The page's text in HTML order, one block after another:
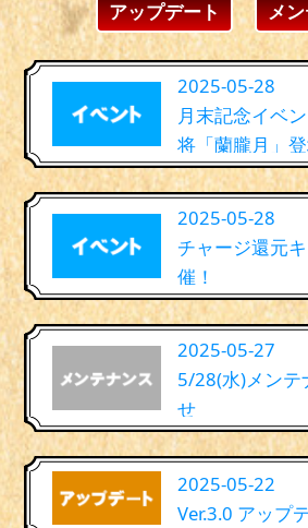
アップデート メ
2025-05-28
月末記念イベ
将「蘭朧月」登
2025-05-28
チャージ還元
催！
2025-05-27
5/28(水)メンテ
せ
2025-05-22
Ver.3.0 アップ